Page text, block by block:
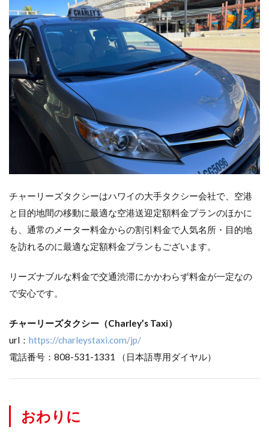
チャーリーズタクシーはハワイの大手タクシー会社で、空港
と目的地間の移動に最適な空港送迎定額料金プランのほかに
も、通常のメーター料金からの割引料金で人気名所・目的地
を訪れるのに最適な定額料金プランもございます。
リーズナブルな料金で交通渋滞にかかわらず料金が一定なの
で安心です。
チャーリーズタクシー（Charley’s Taxi）
url： https://charleystaxi.com/jp/
電話番号：808-531-1331 （日本語専用ダイヤル）
おわりに